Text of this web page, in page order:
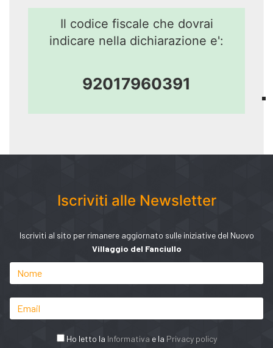
Il codice fiscale che dovrai
indicare nella dichiarazione e':
92017960391
Iscriviti alle Newsletter
Iscriviti al sito per rimanere aggiornato sulle iniziative del Nuovo
Villaggio del Fanciullo
Ho letto la Informativa e la Privacy policy